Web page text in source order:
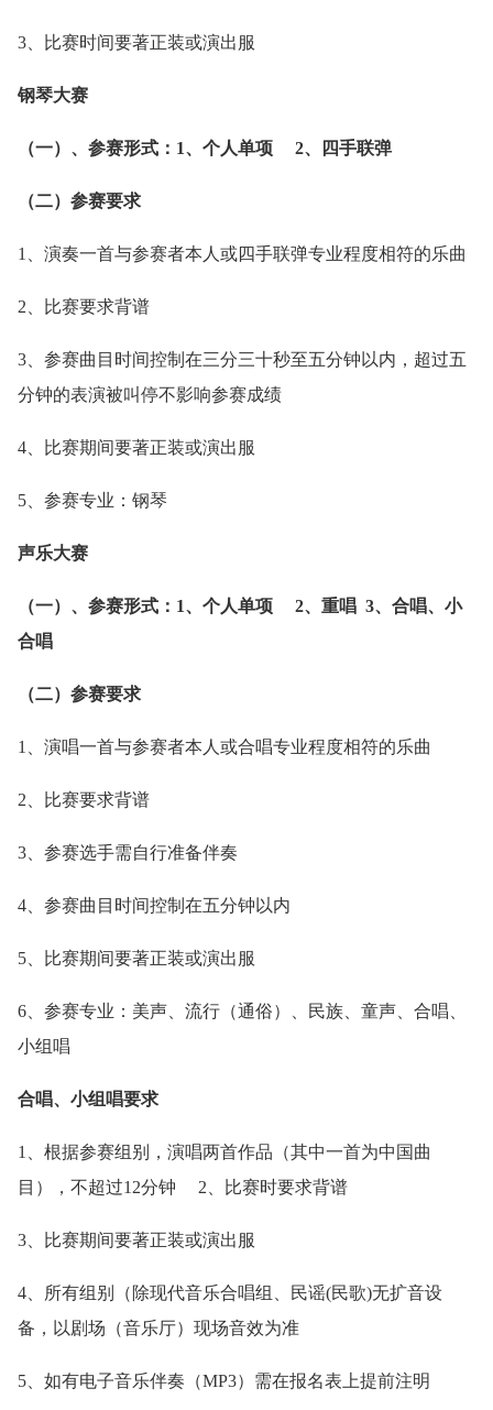
3、比赛时间要著正装或演出服
钢琴大赛
（一）、参赛形式：1、个人单项 2、四手联弹
（二）参赛要求
1、演奏一首与参赛者本人或四手联弹专业程度相符的乐曲
2、比赛要求背谱
3、参赛曲目时间控制在三分三十秒至五分钟以内，超过五
分钟的表演被叫停不影响参赛成绩
4、比赛期间要著正装或演出服
5、参赛专业：钢琴
声乐大赛
（一）、参赛形式：1、个人单项 2、重唱 3、合唱、小
合唱
（二）参赛要求
1、演唱一首与参赛者本人或合唱专业程度相符的乐曲
2、比赛要求背谱
3、参赛选手需自行准备伴奏
4、参赛曲目时间控制在五分钟以内
5、比赛期间要著正装或演出服
6、参赛专业：美声、流行（通俗）、民族、童声、合唱、
小组唱
合唱、小组唱要求
1、根据参赛组别，演唱两首作品（其中一首为中国曲
目），不超过12分钟 2、比赛时要求背谱
3、比赛期间要著正装或演出服
4、所有组别（除现代音乐合唱组、民谣(民歌)无扩音设
备，以剧场（音乐厅）现场音效为准
5、如有电子音乐伴奏（MP3）需在报名表上提前注明